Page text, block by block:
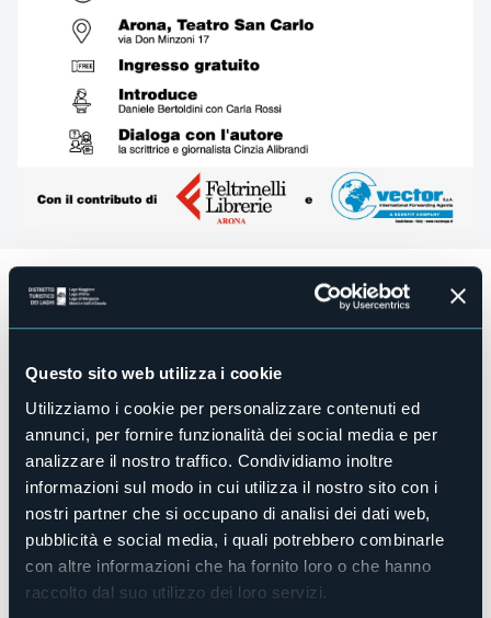
Questo sito web utilizza i cookie
Utilizziamo i cookie per personalizzare contenuti ed
annunci, per fornire funzionalità dei social media e per
analizzare il nostro traffico. Condividiamo inoltre
informazioni sul modo in cui utilizza il nostro sito con i
nostri partner che si occupano di analisi dei dati web,
pubblicità e social media, i quali potrebbero combinarle
con altre informazioni che ha fornito loro o che hanno
raccolto dal suo utilizzo dei loro servizi.
Martedì 1 ottobre alle ore 20.45 ad Arona, presso il
teatro
San Carlo, un evento culturale di grande interesse:
il noto
giornalista d'inchiesta Sigfrido Ranucci presenta il suo
raggiunto in sei mesi ben dieci ristampe.
L'incontro è organizzato dalla Compagnia del Cinema San
Carlo con Daniele Bertoldini, con la collaborazione di
Feltrinelli Point e Vector spa;dialoga con l'autore la
scrittrice e giornalista Cinzia Alibrandi.
Ingresso gratuito.
Sigfrido Ranucci: ha scritto per Paese Sera e per il Corriere
della sera, è giornalista Rai dal 1990 dove ha realizzato
coraggiose inchieste di mafia e sulla violazione dei diritti
umani nel mondo.